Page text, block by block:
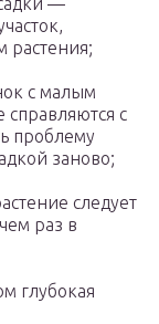
растения;
с малым
с
проблему
заново;
следует
раз в
глубокая